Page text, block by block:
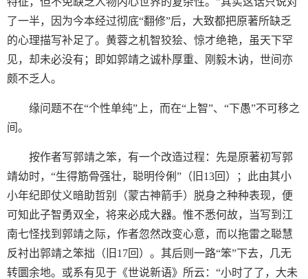
了一半，因为今本经过彻底“翻修”后，大致都把原著所缺乏
的心理描写补足了。黄蓉之机智狡狯、惊才绝艳，虽天下罕
见，却未必没有；即如郭靖之诚朴厚重、刚毅木讷，世间亦
颇不乏人。
缘问题不在“个性单纯”上，而在“上智”、“下愚”不可移之
间。
按作者写郭靖之笨，有一个改造过程：先是原著初写郭
靖幼时，“生得筋骨强壮，聪明伶俐”（旧13回）；此由其小
小年纪即仗义暗助哲别（蒙古神箭手）脱身之种种表现，便
可知此子智勇双全，将来必成大器。惟不悉何故，当写到江
南七怪找到郭靖之际，作者忽然改变心意，而以拖雷之聪慧
反衬出郭靖之笨拙（旧17回）。其后则一路“笨”下去，几无
转圜余地。或系有见于《世说新语》所云：“小时了了，大未